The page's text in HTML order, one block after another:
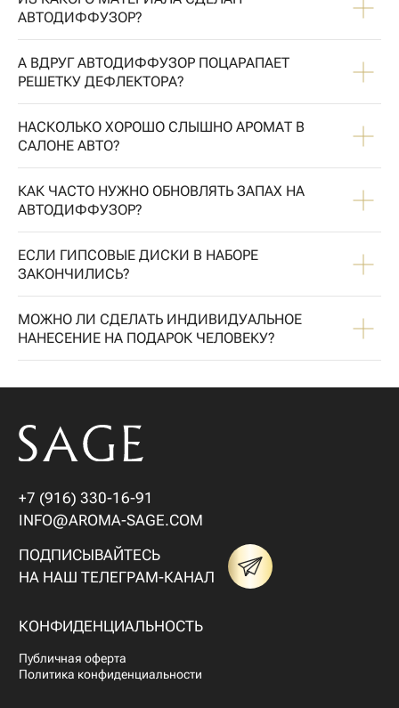
АВТОДИФФУЗОР?
А ВДРУГ АВТОДИФФУЗОР ПОЦАРАПАЕТ
РЕШЕТКУ ДЕФЛЕКТОРА?
НАСКОЛЬКО ХОРОШО СЛЫШНО АРОМАТ В
САЛОНЕ АВТО?
КАК ЧАСТО НУЖНО ОБНОВЛЯТЬ ЗАПАХ НА
АВТОДИФФУЗОР?
ЕСЛИ ГИПСОВЫЕ ДИСКИ В НАБОРЕ
ЗАКОНЧИЛИСЬ?
МОЖНО ЛИ СДЕЛАТЬ ИНДИВИДУАЛЬНОЕ
НАНЕСЕНИЕ НА ПОДАРОК ЧЕЛОВЕКУ?